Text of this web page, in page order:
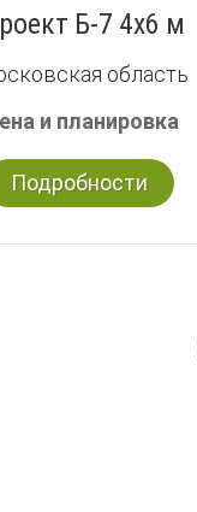
Б-7 4х6 м
область
и планировка
Подробности